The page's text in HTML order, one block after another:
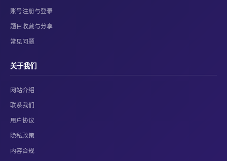
账号注册与登录
题目收藏与分享
常见问题
关于我们
网站介绍
联系我们
用户协议
隐私政策
内容合规